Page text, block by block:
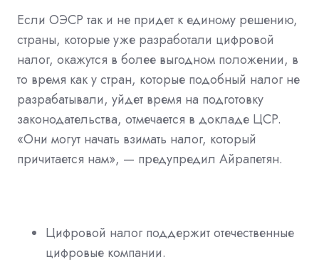
Если ОЭСР так и не придет к единому решению,
страны, которые уже разработали цифровой
налог, окажутся в более выгодном положении, в
то время как у стран, которые подобный налог не
разрабатывали, уйдет время на подготовку
законодательства, отмечается в докладе ЦСР.
«Они могут начать взимать налог, который
причитается нам», — предупредил Айрапетян.
Цифровой налог поддержит отечественные
цифровые компании.